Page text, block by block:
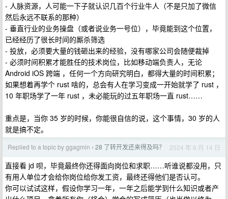
- 人脉资源，人可能一下子就认识几百个行业牛人（不是只加了微信
然后永远不联系的那种）
- 垂直行业的业务操盘（或者说业务一号位），毕竟能到这个位置，
已经经历了很长时间的厮杀筛选
- 投放，必须要大量的钱砸出来的经验，没有哪家公司会随便裁掉
- 必须时间积累才能胜任的技术岗位，比如移动端负责人，无论
Android iOS 跨端 ，任何一个方向研究明白，都得大量的时间积累；
如果想着再学个 rust 啥的，总会有人在学习变成一开始就学了 rust ，
10 年职场学了一年 rust ，未必能玩的过五年职场一直 rust……
重点是，当你 35 岁的时候，你能很自信的说，这个事情，30 岁的人
就是搞不定。
Replied to a topic by ggagmin › 28 了转开发还来得及吗？ 2024 年 6 月 14 日
直接看 jd 呗，毕竟最终你还得面向岗位和求职……听谁说都没用，只
有用人单位才会给你岗位给你发工资，最终还得他们是否认可。
你可以试试这样，假设你学习一年，一年之后能学到什么知识或者产